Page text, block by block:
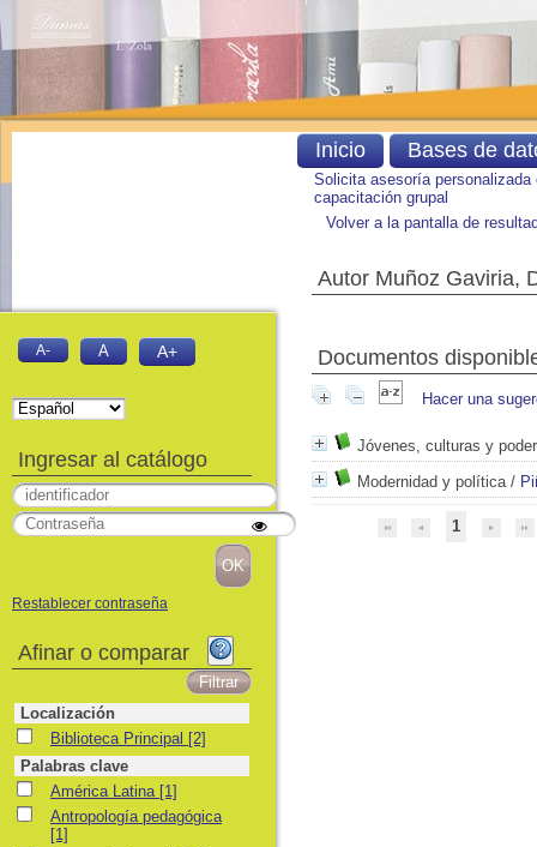
Solicita asesoría personalizada
capacitación grupal
Volver a la pantalla de
Autor Muñoz Gaviria,
Documentos
Hacer una
Jóvenes, culturas y
Modernidad y política/
1
Inicio Bases de
A- A A+
Ingresar al catálogo
Restablecer contraseña
Afinar o comparar
Localización
Biblioteca Principal
Biblioteca Principal [2]
Palabras clave
América Latina
América Latina [1]
Antropología pedagógica
Antropología pedagógica
[1]